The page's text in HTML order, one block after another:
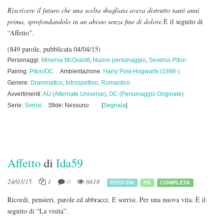
Riscrivere il futuro che una scelta sbagliata aveva distrutto tanti anni
prima, sprofondandolo in un abisso senza fine di dolore.È il seguito di
“Affetto”.
(849 parole, pubblicata 04/04/15)
Personaggi: Minerva McGranitt, Nuovo personaggio, Severus Piton
Pairing: Piton/OC Ambientazione: Harry Post-Hogwarts (1998-)
Genere: Drammatico, Introspettivo, Romantico
Avvertimenti:AU (Alternate Universe), OC (Personaggio Originale)
Serie: Sorrisi Sfide: Nessuno [Segnala]
Affettodi Ida59
24/03/15 1 0 6618 POST-DH PG COMPLETA
Ricordi, pensieri, parole ed abbracci. E sorrisi. Per una nuova vita. È il
seguito di “La visita”.